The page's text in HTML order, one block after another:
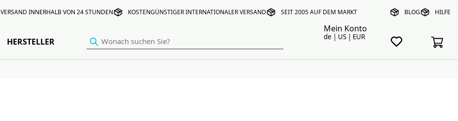
VERSAND INNERHALB VON 24 STUNDEN KOSTENGÜNSTIGER INTERNATIONALER VERSAND SEIT 2005 AUF DEM MARKT BLOG HILFE
Mein Konto
de | US | EUR
HERSTELLER